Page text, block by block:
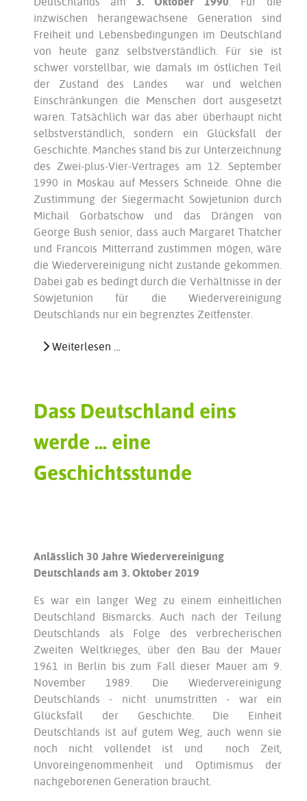
inzwischen herangewachsene Generation sind
Freiheit und Lebensbedingungen im Deutschland
von heute ganz selbstverständlich. Für sie ist
schwer vorstellbar, wie damals im östlichen Teil
der Zustand des Landes war und welchen
Einschränkungen die Menschen dort ausgesetzt
waren. Tatsächlich war das aber überhaupt nicht
selbstverständlich, sondern ein Glücksfall der
Geschichte. Manches stand bis zur Unterzeichnung
des Zwei-plus-Vier-Vertrages am 12. September
1990 in Moskau auf Messers Schneide. Ohne die
Zustimmung der Siegermacht Sowjetunion durch
Michail Gorbatschow und das Drängen von
George Bush senior, dass auch Margaret Thatcher
und Francois Mitterrand zustimmen mögen, wäre
die Wiedervereinigung nicht zustande gekommen.
Dabei gab es bedingt durch die Verhältnisse in der
Sowjetunion für die Wiedervereinigung
Deutschlands nur ein begrenztes Zeitfenster.
Weiterlesen …
Dass Deutschland eins
werde ... eine
Geschichtsstunde
Anlässlich 30 Jahre Wiedervereinigung
Deutschlands am 3. Oktober 2019
Es war ein langer Weg zu einem einheitlichen
Deutschland Bismarcks. Auch nach der Teilung
Deutschlands als Folge des verbrecherischen
Zweiten Weltkrieges, über den Bau der Mauer
1961 in Berlin bis zum Fall dieser Mauer am 9.
November 1989. Die Wiedervereinigung
Deutschlands - nicht unumstritten - war ein
Glücksfall der Geschichte. Die Einheit
Deutschlands ist auf gutem Weg, auch wenn sie
noch nicht vollendet ist und noch Zeit,
Unvoreingenommenheit und Optimismus der
nachgeborenen Generation braucht.